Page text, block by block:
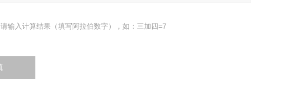
请输入计算结果（填写阿拉伯数字），如：三加四=7